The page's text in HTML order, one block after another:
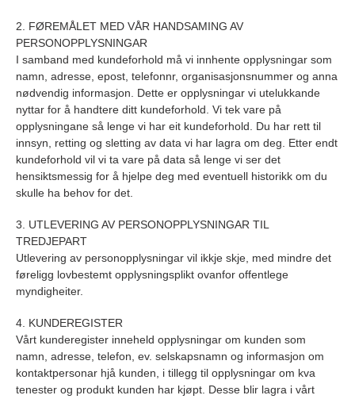
2. FØREMÅLET MED VÅR HANDSAMING AV
PERSONOPPLYSNINGAR
I samband med kundeforhold må vi innhente opplysningar som
namn, adresse, epost, telefonnr, organisasjonsnummer og anna
nødvendig informasjon. Dette er opplysningar vi utelukkande
nyttar for å handtere ditt kundeforhold. Vi tek vare på
opplysningane så lenge vi har eit kundeforhold. Du har rett til
innsyn, retting og sletting av data vi har lagra om deg. Etter endt
kundeforhold vil vi ta vare på data så lenge vi ser det
hensiktsmessig for å hjelpe deg med eventuell historikk om du
skulle ha behov for det.
3. UTLEVERING AV PERSONOPPLYSNINGAR TIL
TREDJEPART
Utlevering av personopplysningar vil ikkje skje, med mindre det
føreligg lovbestemt opplysningsplikt ovanfor offentlege
myndigheiter.
4. KUNDEREGISTER
Vårt kunderegister inneheld opplysningar om kunden som
namn, adresse, telefon, ev. selskapsnamn og informasjon om
kontaktpersonar hjå kunden, i tillegg til opplysningar om kva
tenester og produkt kunden har kjøpt. Desse blir lagra i vårt